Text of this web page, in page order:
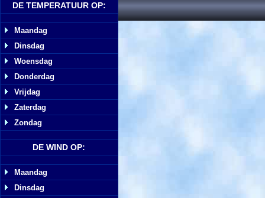
DE TEMPERATUUR OP:
Maandag
Dinsdag
Woensdag
Donderdag
Vrijdag
Zaterdag
Zondag
DE WIND OP:
Maandag
Dinsdag